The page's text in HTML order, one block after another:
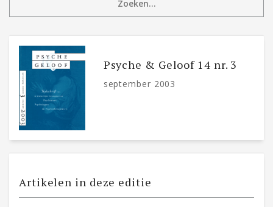
Psyche & Geloof 14 nr. 3
september 2003
Artikelen in deze editie